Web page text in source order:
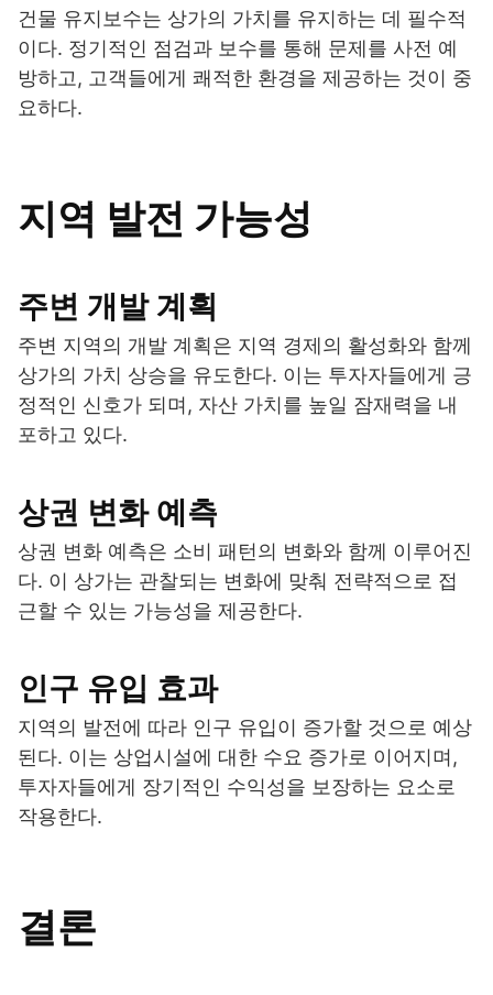
건물 유지보수는 상가의 가치를 유지하는 데 필수적
이다. 정기적인 점검과 보수를 통해 문제를 사전 예
방하고, 고객들에게 쾌적한 환경을 제공하는 것이 중
요하다.
지역 발전 가능성
주변 개발 계획
주변 지역의 개발 계획은 지역 경제의 활성화와 함께
상가의 가치 상승을 유도한다. 이는 투자자들에게 긍
정적인 신호가 되며, 자산 가치를 높일 잠재력을 내
포하고 있다.
상권 변화 예측
상권 변화 예측은 소비 패턴의 변화와 함께 이루어진
다. 이 상가는 관찰되는 변화에 맞춰 전략적으로 접
근할 수 있는 가능성을 제공한다.
인구 유입 효과
지역의 발전에 따라 인구 유입이 증가할 것으로 예상
된다. 이는 상업시설에 대한 수요 증가로 이어지며,
투자자들에게 장기적인 수익성을 보장하는 요소로
작용한다.
결론